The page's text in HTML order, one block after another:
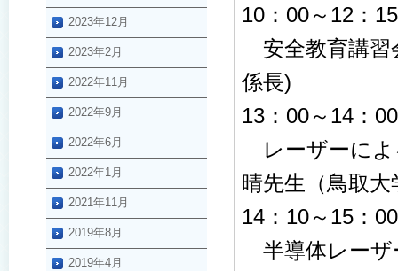
10：00～12：15
安全教育講習
係長)
13：00～14：00
レーザーによ
晴先生（鳥取大
14：10～15：00
半導体レーザ
2023年12月
2023年2月
2022年11月
2022年9月
2022年6月
2022年1月
2021年11月
2019年8月
2019年4月